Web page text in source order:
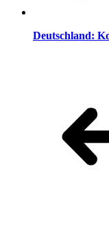
Deutschland: